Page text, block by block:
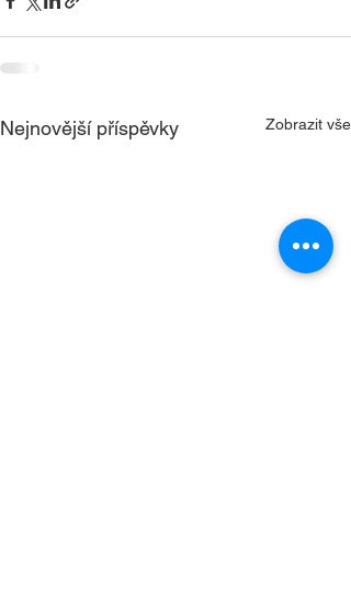
Nejnovější příspěvky Zobrazit vše